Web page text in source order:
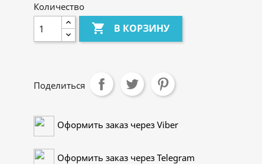
Количество
 В КОРЗИНУ
Поделиться
Оформить заказ через Viber
Оформить заказ через Telegram